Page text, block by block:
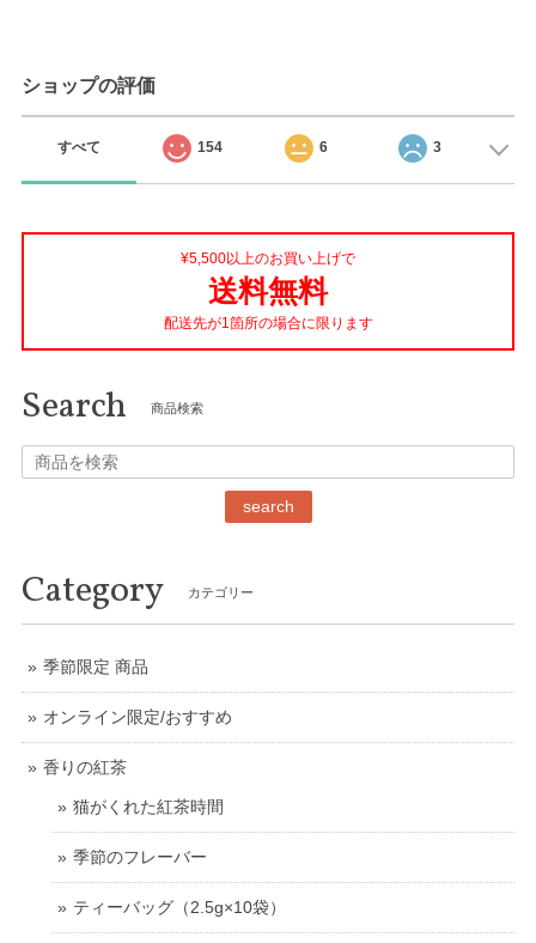
ショップの評価
すべて 154 6 3
¥5,500以上のお買い上げで
送料無料
配送先が1箇所の場合に限ります
Search 商品検索
search
Category カテゴリー
季節限定 商品
オンライン限定/おすすめ
香りの紅茶
猫がくれた紅茶時間
季節のフレーバー
ティーバッグ（2.5g×10袋）